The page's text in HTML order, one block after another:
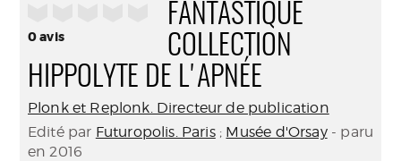
0avis
FANTASTIQUE
COLLECTION
HIPPOLYTE DE L'APNÉE
Plonk et Replonk. Directeur de publication
Edité par Futuropolis. Paris; Musée d'Orsay- paru
en 2016